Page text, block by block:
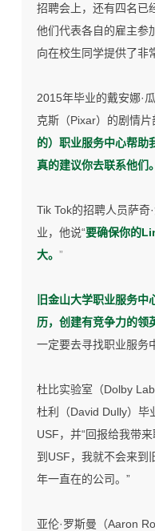
招聘会上，还有四名已
他们代表各自的雇主参
向在校生同学提供了非
2015年毕业的戴安娜·
克斯（Pixar）的剧情片
的）职业服务中心帮助
真的建议你去联系他们。
Tik Tok的招聘人员萨
业，他说“要确保你的
大。 ”
旧金山大学职业服务
历，创建有竞争力的领
一定要去寻找职业服务
杜比实验室（Dolby
杜利（David Dully）毕
USF，并“回报给我带
到USF，我就不会来到
年一直在的公司。”
亚伦·罗斯曼（Aaron